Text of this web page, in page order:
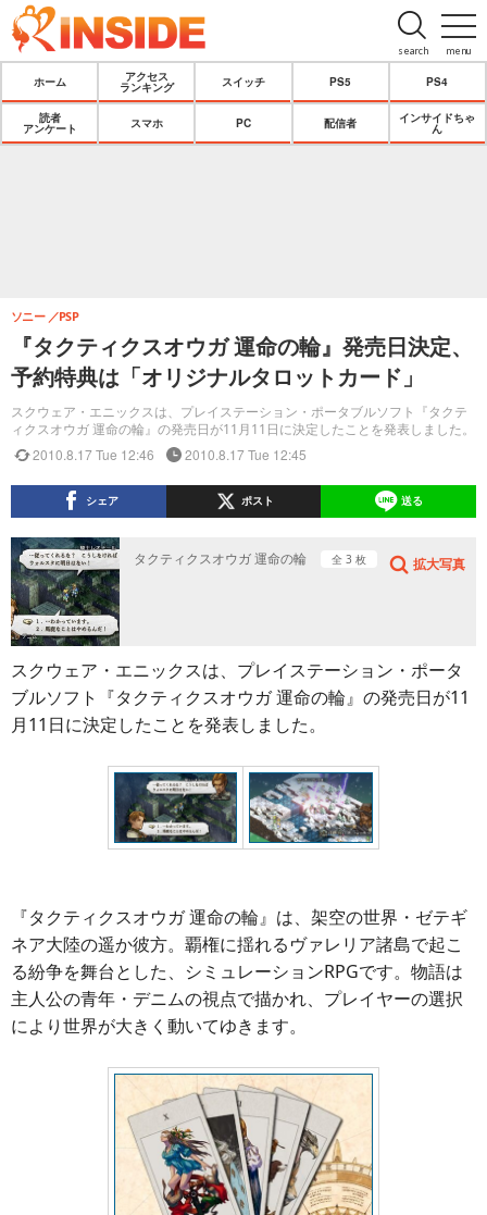
menu
search
ホーム
アクセス
ランキング
スイッチ PS5 PS4
読者
アンケート
スマホ PC 配信者
インサイドちゃ
ん
『タクティクスオウガ 運命の輪』発売日決定、
予約特典は「オリジナルタロットカード」
スクウェア・エニックスは、プレイステーション・ポータブルソフト『タクテ
ィクスオウガ 運命の輪』の発売日が11月11日に決定したことを発表しました。
ソニー PSP
2010.8.17 Tue 12:46 2010.8.17 Tue 12:45
シェア ポスト 送る
タクティクスオウガ 運命の輪 全 3 枚 拡大写真
スクウェア・エニックスは、プレイステーション・ポータ
ブルソフト『タクティクスオウガ 運命の輪』の発売日が11
月11日に決定したことを発表しました。
『タクティクスオウガ 運命の輪』は、架空の世界・ゼテギ
ネア大陸の遥か彼方。覇権に揺れるヴァレリア諸島で起こ
る紛争を舞台とした、シミュレーションRPGです。物語は
主人公の青年・デニムの視点で描かれ、プレイヤーの選択
により世界が大きく動いてゆきます。